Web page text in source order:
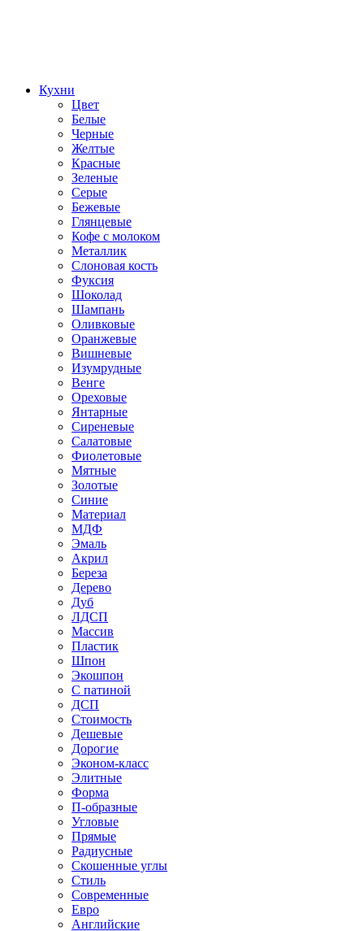
Кухни
Цвет
Белые
Черные
Желтые
Красные
Зеленые
Серые
Бежевые
Глянцевые
Кофе с молоком
Металлик
Слоновая кость
Фуксия
Шоколад
Шампань
Оливковые
Оранжевые
Вишневые
Изумрудные
Венге
Ореховые
Янтарные
Сиреневые
Салатовые
Фиолетовые
Мятные
Золотые
Синие
Материал
МДФ
Эмаль
Акрил
Береза
Дерево
Дуб
ЛДСП
Массив
Пластик
Шпон
Экошпон
С патиной
ДСП
Стоимость
Дешевые
Дорогие
Эконом-класс
Элитные
Форма
П-образные
Угловые
Прямые
Радиусные
Скошенные углы
Стиль
Современные
Евро
Английские